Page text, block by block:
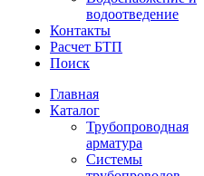
водоотведение
Контакты
Расчет БТП
Поиск
Главная
Каталог
Трубопроводная
арматура
Системы